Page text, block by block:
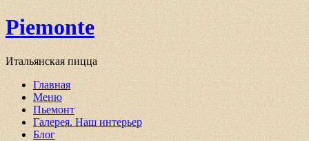
Skip
to
Piemonte
Итальянская пицца
Главная
Меню
Пьемонт
Галерея. Наш интерьер
Блог